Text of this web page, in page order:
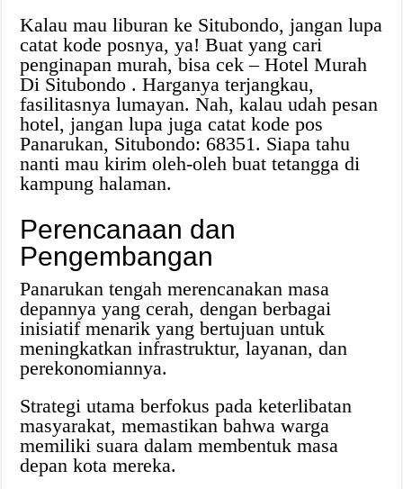
Kalau mau liburan ke Situbondo, jangan lupa
catat kode posnya, ya! Buat yang cari
penginapan murah, bisa cek– Hotel Murah
Di Situbondo . Harganya terjangkau,
fasilitasnya lumayan. Nah, kalau udah pesan
hotel, jangan lupa juga catat kode pos
Panarukan, Situbondo: 68351. Siapa tahu
nanti mau kirim oleh-oleh buat tetangga di
kampung halaman.
Perencanaan dan
Pengembangan
Panarukan tengah merencanakan masa
depannya yang cerah, dengan berbagai
inisiatif menarik yang bertujuan untuk
meningkatkan infrastruktur, layanan, dan
perekonomiannya.
Strategi utama berfokus pada keterlibatan
masyarakat, memastikan bahwa warga
memiliki suara dalam membentuk masa
depan kota mereka.